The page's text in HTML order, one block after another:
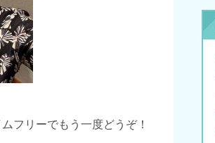
フリーでもう一度どうぞ！